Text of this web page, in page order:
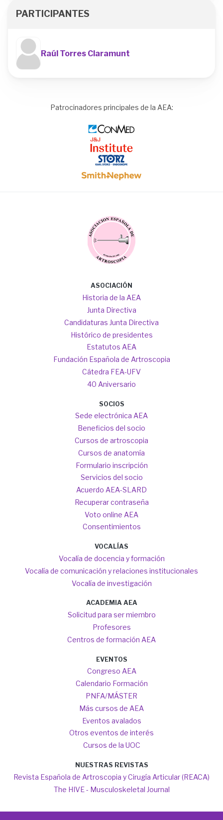
PARTICIPANTES
Raúl Torres Claramunt
Patrocinadores principales de la AEA:
Image
Image
Image
Image
Image
ASOCIACIÓN
Historia de la AEA
Junta Directiva
Candidaturas Junta Directiva
Histórico de presidentes
Estatutos AEA
Fundación Española de Artroscopia
Cátedra FEA-UFV
40 Aniversario
SOCIOS
Sede electrónica AEA
Beneficios del socio
Cursos de artroscopia
Cursos de anatomía
Formulario inscripción
Servicios del socio
Acuerdo AEA-SLARD
Recuperar contraseña
Voto online AEA
Consentimientos
VOCALÍAS
Vocalía de docencia y formación
Vocalía de comunicación y relaciones institucionales
Vocalía de investigación
ACADEMIA AEA
Solicitud para ser miembro
Profesores
Centros de formación AEA
EVENTOS
Congreso AEA
Calendario Formación
PNFA/MÁSTER
Más cursos de AEA
Eventos avalados
Otros eventos de interés
Cursos de la UOC
NUESTRAS REVISTAS
Revista Española de Artroscopia y Cirugía Articular (REACA)
The HIVE - Musculoskeletal Journal